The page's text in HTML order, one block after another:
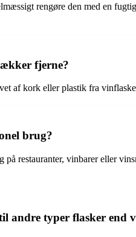
rengøre den med en
fjerne?
af kork eller plastik fra
brug?
restauranter, vinbarer eller
andre typer flasker end